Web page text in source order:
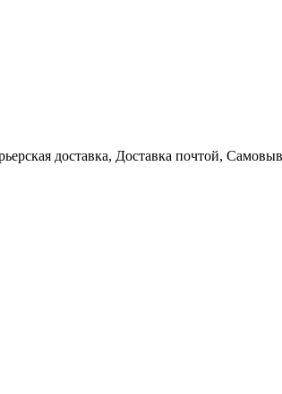
доставка, Доставка почтой,